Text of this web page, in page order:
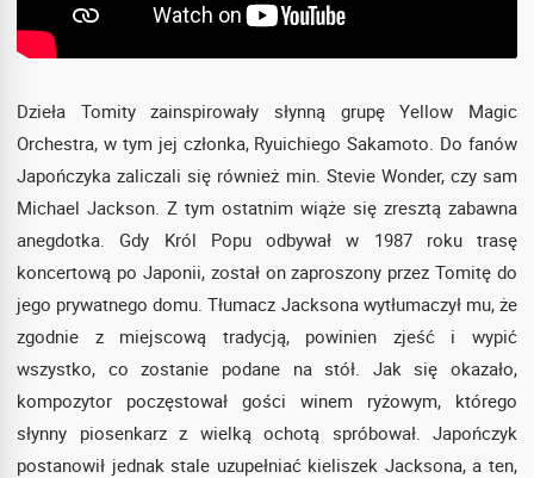
Dzieła Tomity zainspirowały słynną grupę Yellow Magic
Orchestra, w tym jej członka, Ryuichiego Sakamoto. Do fanów
Japończyka zaliczali się również min. Stevie Wonder, czy sam
Michael Jackson. Z tym ostatnim wiąże się zresztą zabawna
anegdotka. Gdy Król Popu odbywał w 1987 roku trasę
koncertową po Japonii, został on zaproszony przez Tomitę do
jego prywatnego domu. Tłumacz Jacksona wytłumaczył mu, że
zgodnie z miejscową tradycją, powinien zjeść i wypić
wszystko, co zostanie podane na stół. Jak się okazało,
kompozytor poczęstował gości winem ryżowym, którego
słynny piosenkarz z wielką ochotą spróbował. Japończyk
postanowił jednak stale uzupełniać kieliszek Jacksona, a ten,